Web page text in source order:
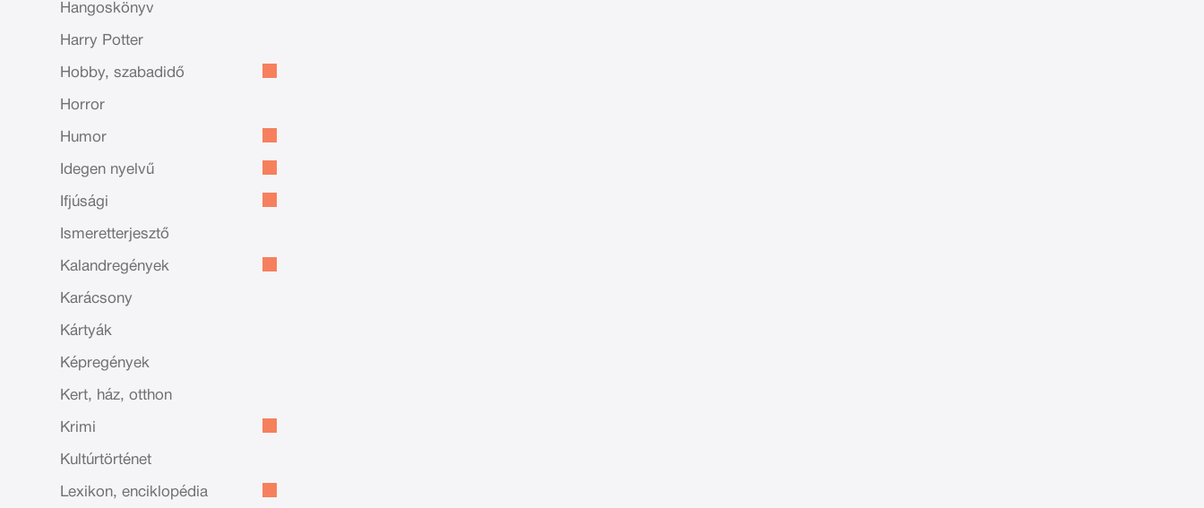
Hangoskönyv
Harry Potter
Hobby, szabadidő
Horror
Humor
Idegen nyelvű
Ifjúsági
Ismeretterjesztő
Kalandregények
Karácsony
Kártyák
Képregények
Kert, ház, otthon
Krimi
Kultúrtörténet
Lexikon, enciklopédia